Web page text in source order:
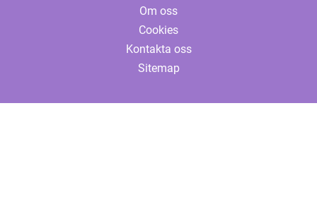
Om oss
Cookies
Kontakta oss
Sitemap